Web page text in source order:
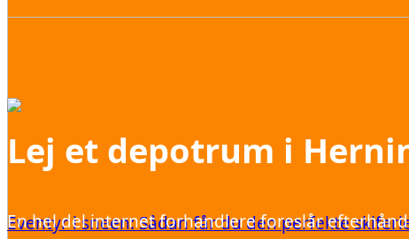
Eventyr i sneen: Sådan får du den perfekte
Lej et depotrum i
En hel del internet forhandlere foreslår